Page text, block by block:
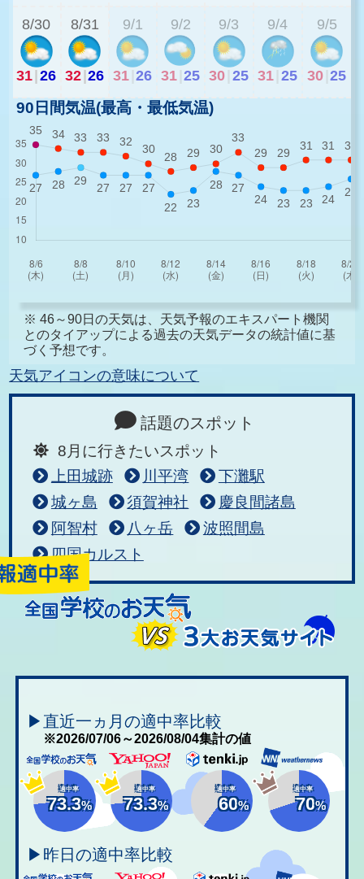
8/30
31|26
8/31
32|26
9/1
31 26
9/2
31 25
9/3
30 25
9/4
31 25
9/5
30 25
90日間気温(最高・最低気温)
※ 46～90日の天気は、天気予報のエキスパート機関
とのタイアップによる過去の天気データの統計値に基
づく予想です。
天気アイコンの意味について
話題のスポット
8月に行きたいスポット
上田城跡
川平湾
下灘駅
城ヶ島
須賀神社
慶良間諸島
阿智村
八ヶ岳
波照間島
四国カルスト
▶直近一ヵ月の適中率比較
※2026/07/06～2026/08/04集計の値
適中率
73.3%
適中率
73.3%
適中率
60%
適中率
70%
▶昨日の適中率比較